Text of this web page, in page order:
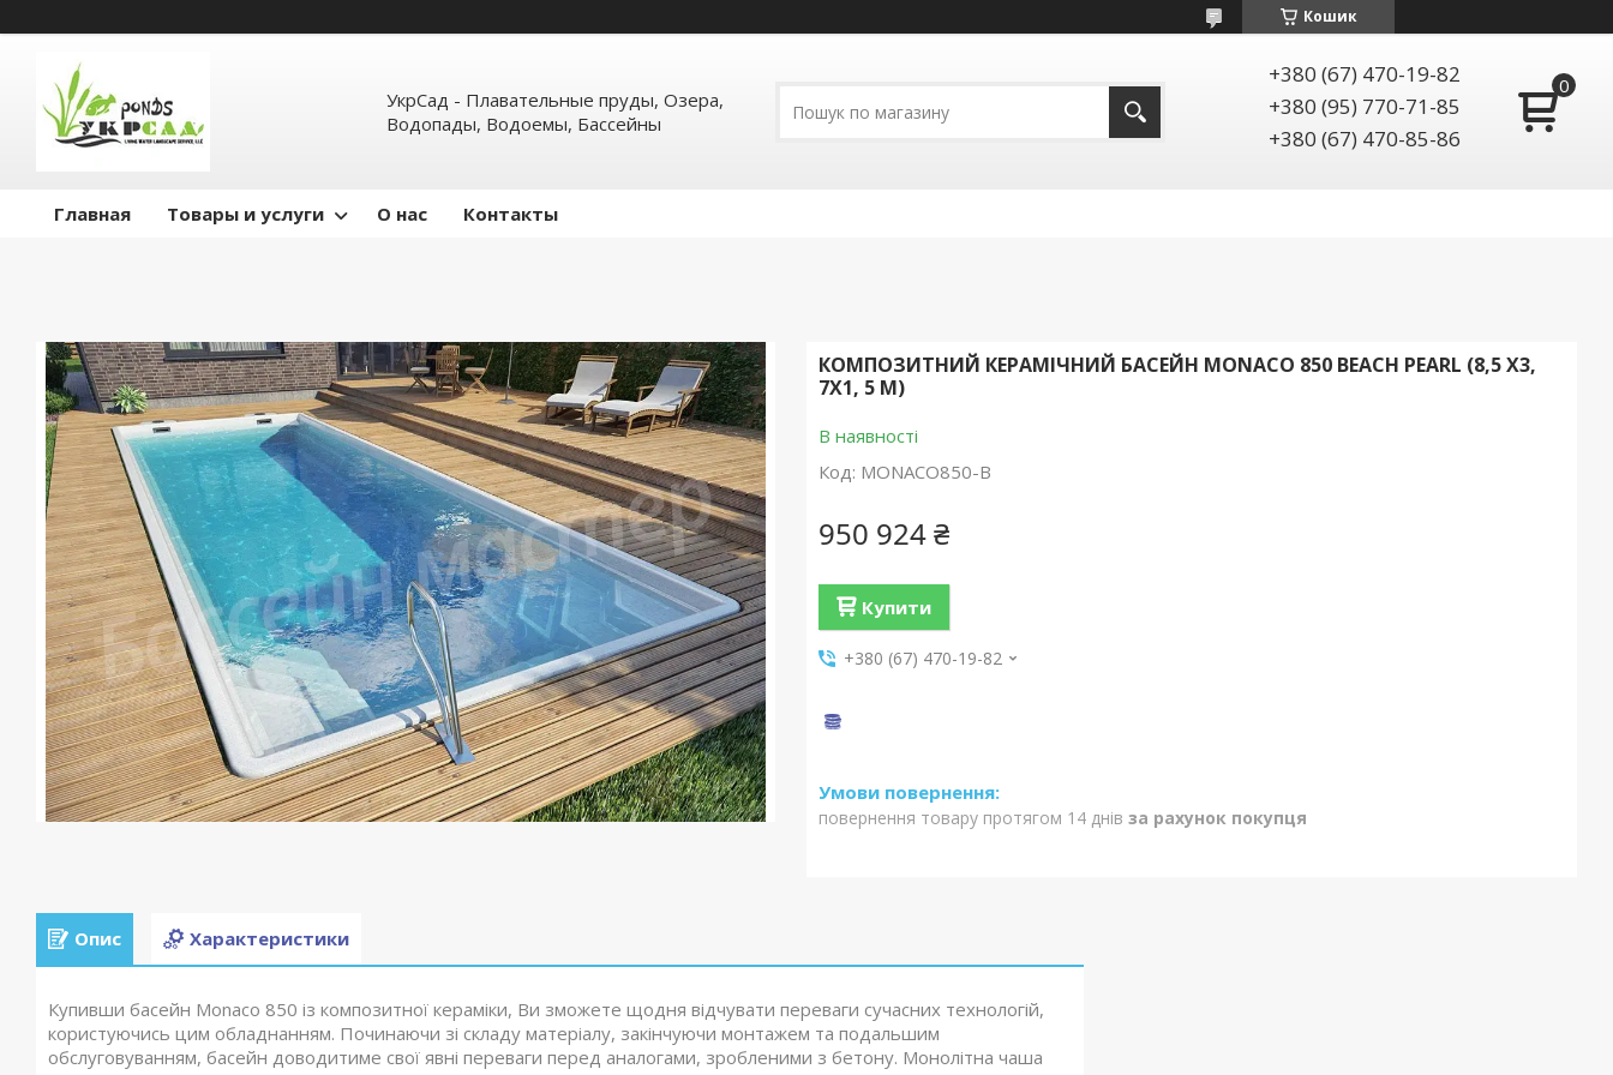
Кошик
УкрСад - Плавательные пруды, Озера,
Водопады, Водоемы, Бассейны
+380 (67) 470-19-82
+380 (95) 770-71-85
+380 (67) 470-85-86
Главная Товары и услуги О нас Контакты
КОМПОЗИТНИЙ КЕРАМІЧНИЙ БАСЕЙН MONACO 850 BEACH PEARL (8,5 Х3,
7Х1, 5 М)
В наявності
Код: MONACO850-B
950 924 ₴
Купити
+380 (67) 470-19-82
повернення товару протягом 14 днів за рахунок покупця
Опис Характеристики
Купивши басейн Monaco 850 із композитної кераміки, Ви зможете щодня відчувати переваги сучасних технологій,
користуючись цим обладнанням. Починаючи зі складу матеріалу, закінчуючи монтажем та подальшим
обслуговуванням, басейн доводитиме свої явні переваги перед аналогами, зробленими з бетону. Монолітна чаша